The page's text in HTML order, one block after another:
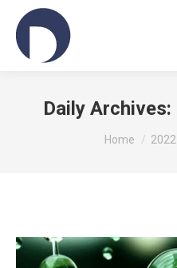
Daily Archives:
You are here:
Home 2022